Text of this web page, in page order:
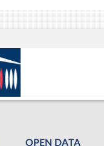
OPEN DATA